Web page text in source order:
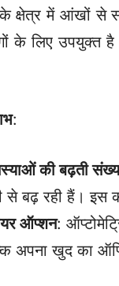
क्षेत्र में आंखों से
के लिए
:
की बढ़ती
से बढ़ रही हैं। इस
ऑप्शन:
अपना खुद का